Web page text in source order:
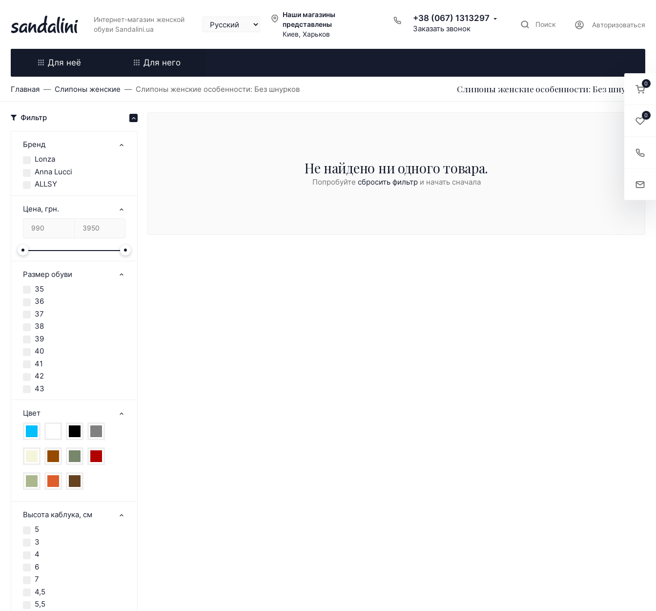
Интернет-магазин женской
обуви Sandalini.ua
Наши магазины
представлены
Киев, Харьков
+38 (067) 1313297
Заказать звонок Поиск Авторизоваться
Для неё Для него
Главная Слипоны женские Слипоны женские особенности: Без шнурков Слипоны женские особенности: Без шнурков
Фильтр
Бренд
Lonza
Anna Lucci
ALLSY
Цена, грн.
Размер обуви
35
36
37
38
39
40
41
42
43
Цвет
Высота каблука, см
5
3
4
6
7
4,5
5,5
Не найдено ни одного товара.
Попробуйте сбросить фильтри начать сначала
0
0